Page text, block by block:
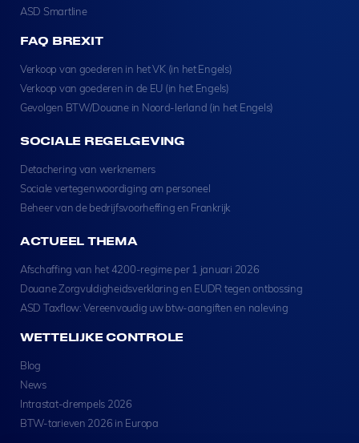
ASD Smartline
FAQ BREXIT
Verkoop van goederen in het VK (in het Engels)
Verkoop van goederen in de EU (in het Engels)
Gevolgen BTW/Douane in Noord-Ierland (in het Engels)
SOCIALE REGELGEVING
Detachering van werknemers
Sociale vertegenwoordiging om personeel
Beheer van de bedrijfsvoorheffing en Frankrijk
ACTUEEL THEMA
Afschaffing van het 4200-regime per 1 januari 2026
Douane Zorgvuldigheidsverklaring en EUDR tegen ontbossing
ASD Taxflow: Vereenvoudig uw btw-aangiften en naleving
WETTELIJKE CONTROLE
Blog
News
Intrastat-drempels 2026
BTW-tarieven 2026 in Europa